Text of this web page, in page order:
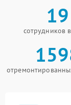
19
сотрудников